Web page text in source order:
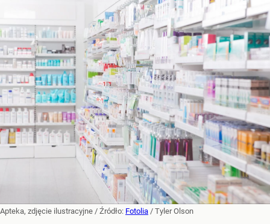
Apteka, zdjęcie ilustracyjne / Źródło: Fotolia / Tyler Olson